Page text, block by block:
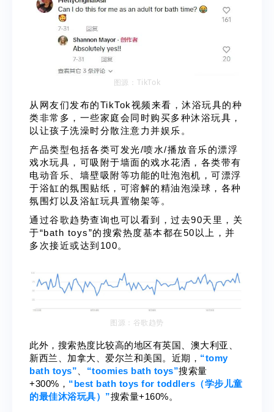
图源：TikTok
从网友们发布的TikTok视频来看，沐浴玩具的种
类非常多，一些家庭会同时购买多种沐浴玩具，
以让孩子洗澡时分散注意力并娱乐。
产品类型包括各类可发光/喷水/播放音乐的漂浮
戏水玩具，可吸附于墙面的戏水花洒，各类带有
电动音乐、墙壁吸附等功能的吐泡泡机，可漂浮
于浴缸的氛围贴纸，可溶解的精油泡澡球，各种
氛围灯以及浴缸玩具置物架等。
通过谷歌趋势查询也可以看到，过去90天里，关
于“bath toys”的搜索热度基本都在50以上，并
多次接近或达到100。
图源：谷歌趋势
此外，搜索热度比较高的地区有英国、澳大利亚、
新西兰、加拿大、爱尔兰和美国。近期， “tomy
bath toys”
“toomies bath toys”搜索量
+300%， “best bath toys for toddlers（学步儿童
的最佳沐浴玩具）”搜索量+160%。